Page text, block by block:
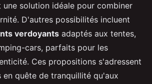
solution idéale pour combiner
D'autres possibilités incluent
verdoyants adaptés aux tentes,
cars, parfaits pour les
Ces propositions s'adressent
en quête de tranquillité qu'aux